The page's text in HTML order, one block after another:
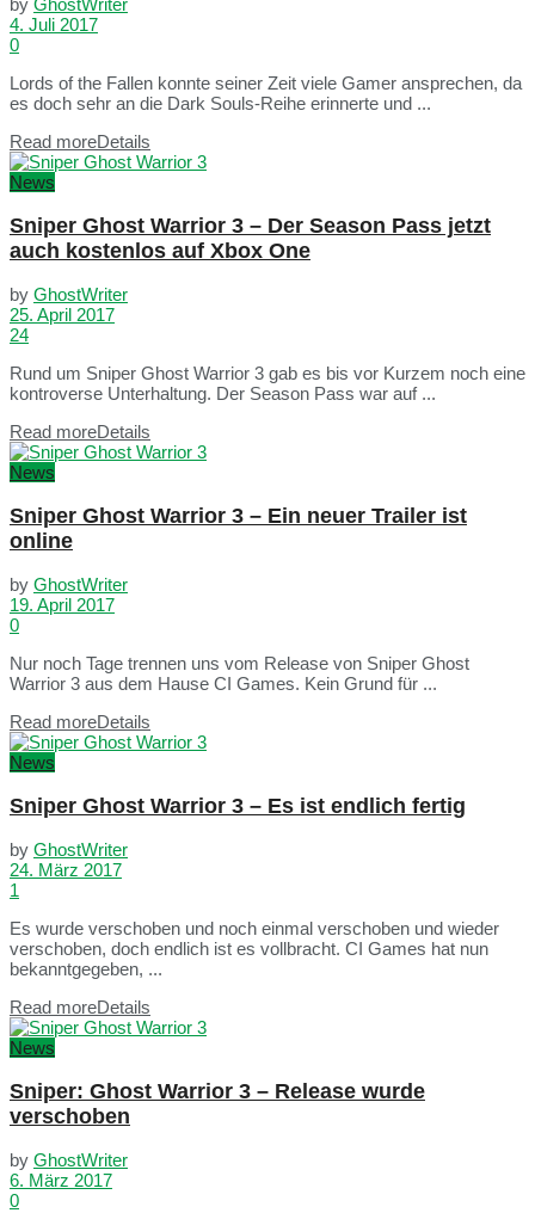
by GhostWriter
4. Juli 2017
0
Lords of the Fallen konnte seiner Zeit viele Gamer ansprechen, da
es doch sehr an die Dark Souls-Reihe erinnerte und ...
Read moreDetails
News
Sniper Ghost Warrior 3 – Der Season Pass jetzt
auch kostenlos auf Xbox One
by GhostWriter
25. April 2017
24
Rund um Sniper Ghost Warrior 3 gab es bis vor Kurzem noch eine
kontroverse Unterhaltung. Der Season Pass war auf ...
Read moreDetails
News
Sniper Ghost Warrior 3 – Ein neuer Trailer ist
online
by GhostWriter
19. April 2017
0
Nur noch Tage trennen uns vom Release von Sniper Ghost
Warrior 3 aus dem Hause CI Games. Kein Grund für ...
Read moreDetails
News
Sniper Ghost Warrior 3 – Es ist endlich fertig
by GhostWriter
24. März 2017
1
Es wurde verschoben und noch einmal verschoben und wieder
verschoben, doch endlich ist es vollbracht. CI Games hat nun
bekanntgegeben, ...
Read moreDetails
News
Sniper: Ghost Warrior 3 – Release wurde
verschoben
by GhostWriter
6. März 2017
0